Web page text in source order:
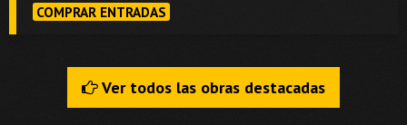
COMPRAR ENTRADAS
Ver todos las obras destacadas